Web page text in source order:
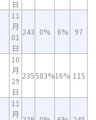
日
11
月
01
日
243 0% 6% 97
10
月
29
日
235583%16% 115
11
月